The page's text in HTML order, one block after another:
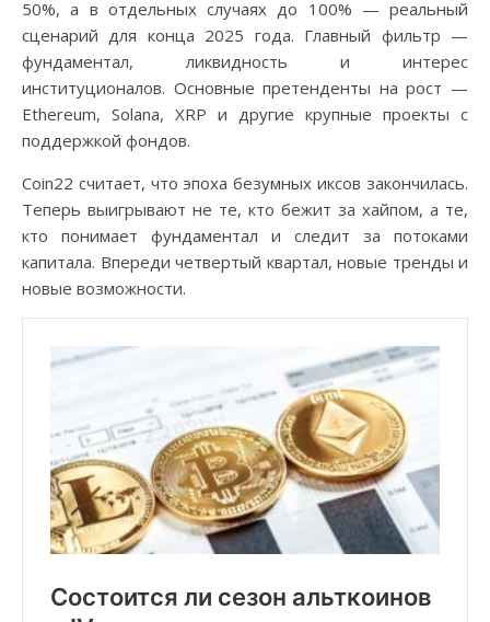
50%, а в отдельных случаях до 100% — реальный
сценарий для конца 2025 года. Главный фильтр —
фундаментал, ликвидность и интерес
институционалов. Основные претенденты на рост —
Ethereum, Solana, XRP и другие крупные проекты с
поддержкой фондов.
Coin22 считает, что эпоха безумных иксов закончилась.
Теперь выигрывают не те, кто бежит за хайпом, а те,
кто понимает фундаментал и следит за потоками
капитала. Впереди четвертый квартал, новые тренды и
новые возможности.